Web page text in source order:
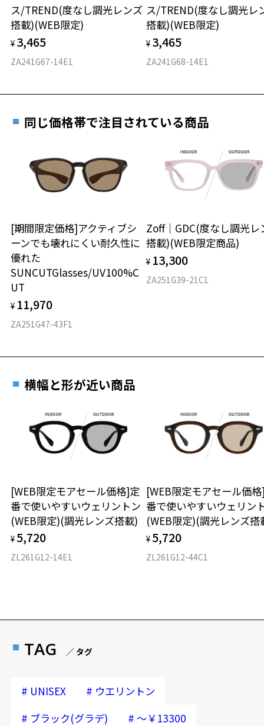
お気に入りリストは
こちら
＜度付きサングラスに関する注意事項＞
※サングラスの度付きは追加料金がかかります。
※度付きにした場合、元々のレンズ機能、レンズカラーは付きませ
ん。
＜実店舗でサングラスまたはパッケージ商品等のレンズ交換について
＞
をされる場合は、レンズ代金の他に3,300円(税込)の加工賃を追加で頂
戴する場合がございます。
店頭でレンズ交換をされるお客様は、商品発送から6か月以内に、ご購
入した商品本体と発送日がわかる【商品発送メール】を店頭スタッフ
商品発送から6か月を過ぎた場合、又はお客様からの【商品発送メー
ル】のご提示が無かった場合、レンズ代金の他に加工賃として3,300
円(税込)を頂戴いたしますので、予めご了承ください。
D 仕上がりの横幅：約149mm
E 仕上がりの縦幅：約46mm
※メガネ：デモレンズを外した重さ
タイプ
材質
フロント素材：S.E.Plastic
力測定をおすすめいたします。
安心3 かかり具合調整無料
ご購入時に「レンズ交換券」をお選びいただくと、実店舗で
度数を測定のうえ、度付きレンズ（標準セットレンズ）へ無
料交換いただけます。
詳しくはこちら
その際は記入用紙をダウンロードしてお使いください。
ス/TREND(度なし調光レンズ
搭載)(WEB限定)
¥ 3,465
ZA241G67-14E1
ス/TREND(度なし調光レ
搭載)(WEB限定)
¥ 3,465
ZA241G68-14E1
同じ価格帯で注目されている商品
[期間限定価格]アクティブシ
ーンでも壊れにくい耐久性に
優れた
SUNCUTGlasses/UV100%C
UT
¥ 11,970
ZA251G47-43F1
Zoff｜GDC(度なし調光レ
搭載)(WEB限定商品)
¥ 13,300
ZA251G39-21C1
横幅と形が近い商品
[WEB限定モアセール価格]定
番で使いやすいウェリントン
(WEB限定)(調光レンズ搭載)
¥ 5,720
ZL261G12-14E1
[WEB限定モアセール価
番で使いやすいウェリン
(WEB限定)(調光レンズ搭
¥ 5,720
ZL261G12-44C1
TAG ／ タグ
# UNISEX # ウエリントン
# ブラック(グラデ) # ～￥13300